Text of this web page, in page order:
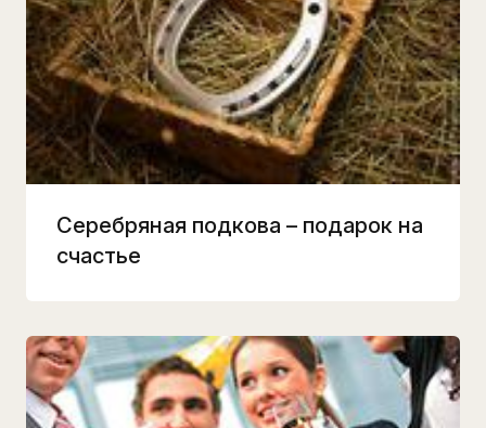
Серебряная подкова – подарок на
счастье